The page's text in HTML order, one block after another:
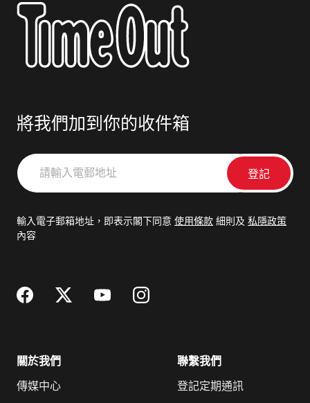
將我們加到你的收件箱
請
輸
郵
輸入電子郵箱地址，即表示閣下同意 使用條款 細則及 私隱政策
內容
關於我們
傳媒中心
聯繫我們
登記定期通訊